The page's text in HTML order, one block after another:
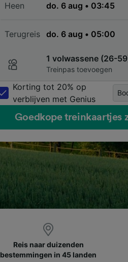
Heen
Terugreis
1 volwassene (26-
Treinpas toevoegen
Korting tot 20% op
verblijven met Genius
Goedkope treinkaartjes
Reis naar duizenden
bestemmingen in 45 landen